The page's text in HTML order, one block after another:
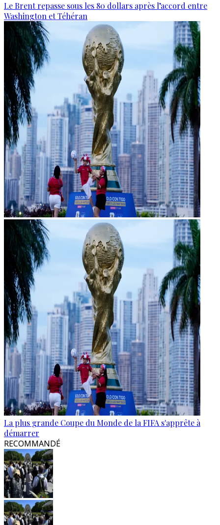
Le Brent repasse sous les 80 dollars après l’accord entre
Washington et Téhéran
La plus grande Coupe du Monde de la FIFA s'apprête à
démarrer
RECOMMANDÉ